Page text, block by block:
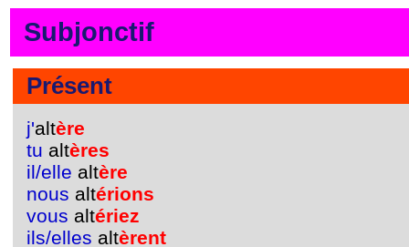
Subjonctif
Présent
j'altère
tu altères
il/elle altère
nous altérions
vous altériez
ils/elles altèrent